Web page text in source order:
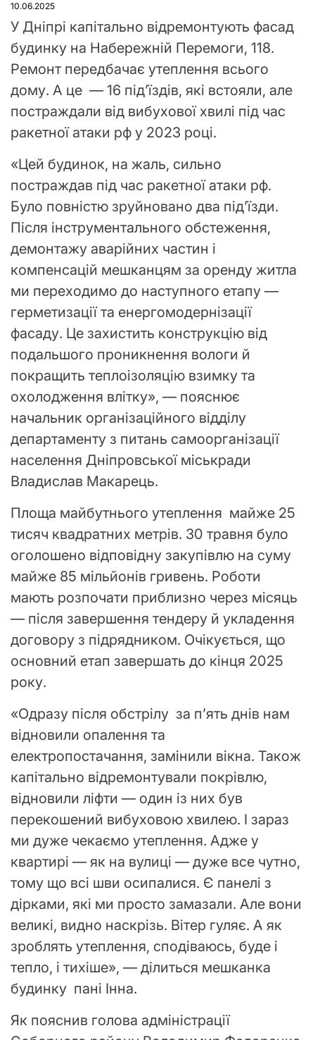
10.06.2025
У Дніпрі капітально відремонтують фасад
будинку на Набережній Перемоги, 118.
Ремонт передбачає утеплення всього
дому. А це — 16 під’їздів, які встояли, але
постраждали від вибухової хвилі під час
ракетної атаки рф у 2023 році.
«Цей будинок, на жаль, сильно
постраждав під час ракетної атаки рф.
Було повністю зруйновано два під’їзди.
Після інструментального обстеження,
демонтажу аварійних частин і
компенсацій мешканцям за оренду житла
ми переходимо до наступного етапу —
герметизації та енергомодернізації
фасаду. Це захистить конструкцію від
подальшого проникнення вологи й
покращить теплоізоляцію взимку та
охолодження влітку», — пояснює
начальник організаційного відділу
департаменту з питань самоорганізації
населення Дніпровської міськради
Владислав Макарець.
Площа майбутнього утеплення майже 25
тисяч квадратних метрів. 30 травня було
оголошено відповідну закупівлю на суму
майже 85 мільйонів гривень. Роботи
мають розпочати приблизно через місяць
— після завершення тендеру й укладення
договору з підрядником. Очікується, що
основний етап завершать до кінця 2025
року.
«Одразу після обстрілу за п’ять днів нам
відновили опалення та
електропостачання, замінили вікна. Також
капітально відремонтували покрівлю,
відновили ліфти — один із них був
перекошений вибуховою хвилею. І зараз
ми дуже чекаємо утеплення. Адже у
квартирі — як на вулиці — дуже все чутно,
тому що всі шви осипалися. Є панелі з
дірками, які ми просто замазали. Але вони
великі, видно наскрізь. Вітер гуляє. А як
зроблять утеплення, сподіваюсь, буде і
тепло, і тихіше», — ділиться мешканка
будинку пані Інна.
Як пояснив голова адміністрації